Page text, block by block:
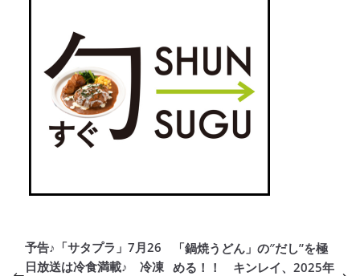
予告♪「サタプラ」7月26
日放送は冷食満載♪ 冷凍
「鍋焼うどん」の″だし”を極
める！！ キンレイ、2025年